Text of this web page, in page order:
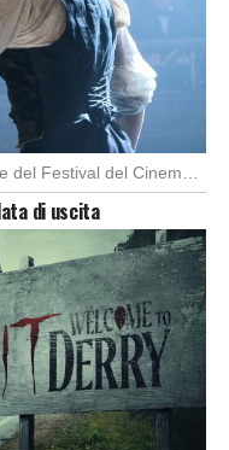
di uscita